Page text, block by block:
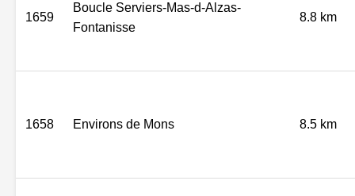
1659
Boucle Serviers-Mas-d-Alzas-
Fontanisse
8.8 km
1658 Environs de Mons 8.5 km